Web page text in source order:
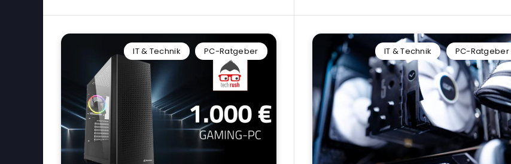
IT & Technik PC-Ratgeber IT & Technik PC-Ratgeber